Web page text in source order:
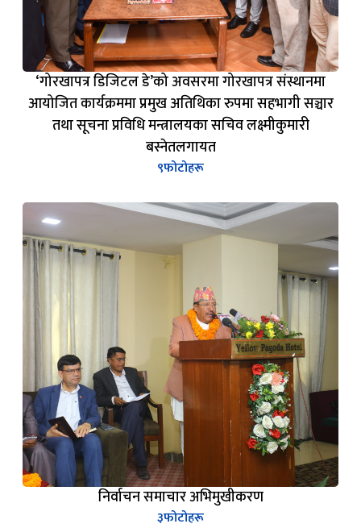
‘गोरखापत्र डिजिटल डे’को अवसरमा गोरखापत्र संस्थानमा
आयोजित कार्यक्रममा प्रमुख अतिथिका रुपमा सहभागी सञ्चार
तथा सूचना प्रविधि मन्त्रालयका सचिव लक्ष्मीकुमारी
बस्नेतलगायत
९फोटोहरू
निर्वाचन समाचार अभिमुखीकरण
३फोटोहरू